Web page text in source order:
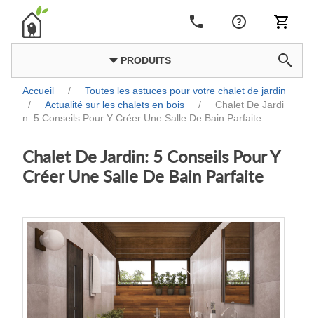
PRODUITS
Accueil /
Toutes les astuces pour votre chalet de jardin
/
Actualité sur les chalets en bois /
Chalet De Jardi
n: 5 Conseils Pour Y Créer Une Salle De Bain Parfaite
Chalet De Jardin: 5 Conseils Pour Y
Créer Une Salle De Bain Parfaite